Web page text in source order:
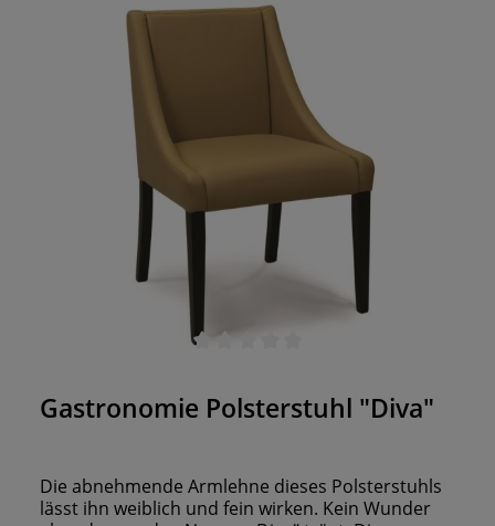
Beide Varianten zeichnen sich durch die
geschwungene Rückenlehne mit markanter
Chesterfield-Knopfheftung und die ergonomisch
geformte Sitzfläche aus. Vorteile auf einen Blick:
Massives Holzgestell: Stabilität und ein Hauch von
Retro-Design Ergonomische Form: Für
stundenlangen Sitzkomfort Designhighlight:
Knopfheftung & markante Armlehnen aus Holz
Vielseitig kombinierbar: Passt sich verschiedenen
Farbkonzepten perfekt an Robust für die
Gastronomie: Langlebig, pflegeleicht, hochwertig
verarbeitet Für welchen Stil geeignet? Ob
Industrial Chic, Urban Retro oder Vintage Lounge
– der Polsterstuhl „Craft“ ist die ideale Wahl für
stilbewusste Gastronomen, die Wert auf Qualität
und Charakter legen. Er setzt Akzente in Shisha
Gastronomie Polsterstuhl "Diva"
Die abnehmende Armlehne dieses Polsterstuhls
lässt ihn weiblich und fein wirken. Kein Wunder